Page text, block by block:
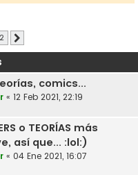
2
comics...
« 12 Feb 2021, 22:19
o TEORÍAS más
así que... :lol:)
« 04 Ene 2021, 16:07